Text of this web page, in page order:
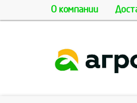
О компании